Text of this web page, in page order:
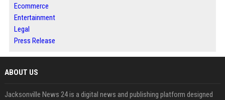
Ecommerce
Entertainment
Legal
Press Release
ABOUT US
Jacksonville News 24 is a digital news and publishing platform designed